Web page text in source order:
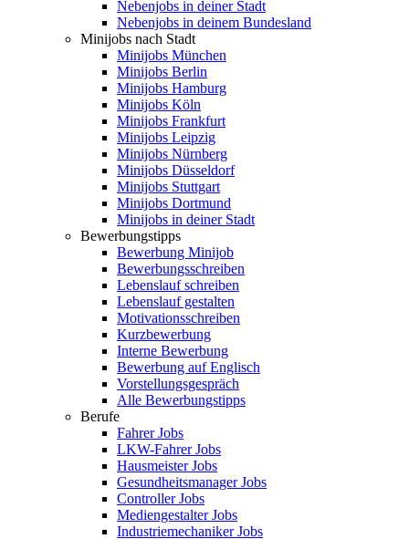
Nebenjobs in deiner Stadt
Nebenjobs in deinem Bundesland
Minijobs nach Stadt
Minijobs München
Minijobs Berlin
Minijobs Hamburg
Minijobs Köln
Minijobs Frankfurt
Minijobs Leipzig
Minijobs Nürnberg
Minijobs Düsseldorf
Minijobs Stuttgart
Minijobs Dortmund
Minijobs in deiner Stadt
Bewerbungstipps
Bewerbung Minijob
Bewerbungsschreiben
Lebenslauf schreiben
Lebenslauf gestalten
Motivationsschreiben
Kurzbewerbung
Interne Bewerbung
Bewerbung auf Englisch
Vorstellungsgespräch
Alle Bewerbungstipps
Berufe
Fahrer Jobs
LKW-Fahrer Jobs
Hausmeister Jobs
Gesundheitsmanager Jobs
Controller Jobs
Mediengestalter Jobs
Industriemechaniker Jobs